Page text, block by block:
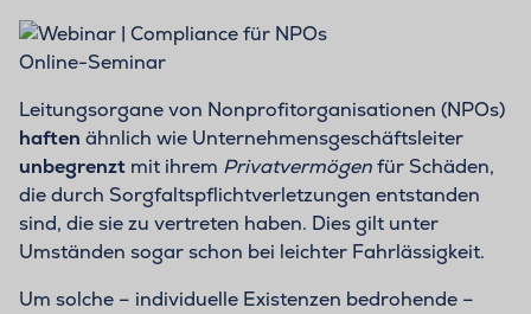
Online-Seminar
Leitungsorgane von Nonprofitorganisationen (NPOs)
haften ähnlich wie Unternehmensgeschäftsleiter
unbegrenzt mit ihrem Privatvermögenfür Schäden,
die durch Sorgfaltspflichtverletzungen entstanden
sind, die sie zu vertreten haben. Dies gilt unter
Umständen sogar schon bei leichter Fahrlässigkeit.
Um solche – individuelle Existenzen bedrohende –